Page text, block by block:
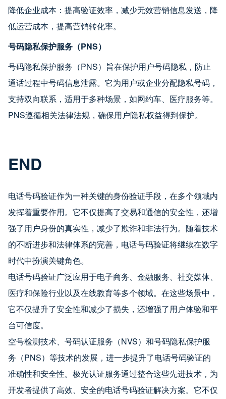
降低企业成本：提高验证效率，减少无效营销信息发送，降
低运营成本，提高营销转化率。
号码隐私保护服务（PNS）
号码隐私保护服务（PNS）旨在保护用户号码隐私，防止
通话过程中号码信息泄露。它为用户或企业分配隐私号码，
支持双向联系，适用于多种场景，如网约车、医疗服务等。
PNS遵循相关法律法规，确保用户隐私权益得到保护。
END
电话号码验证作为一种关键的身份验证手段，在多个领域内
发挥着重要作用。它不仅提高了交易和通信的安全性，还增
强了用户身份的真实性，减少了欺诈和非法行为。随着技术
的不断进步和法律体系的完善，电话号码验证将继续在数字
时代中扮演关键角色。
电话号码验证广泛应用于电子商务、金融服务、社交媒体、
医疗和保险行业以及在线教育等多个领域。在这些场景中，
它不仅提升了安全性和减少了损失，还增强了用户体验和平
台可信度。
空号检测技术、号码认证服务（NVS）和号码隐私保护服
务（PNS）等技术的发展，进一步提升了电话号码验证的
准确性和安全性。极光认证服务通过整合这些先进技术，为
开发者提供了高效、安全的电话号码验证解决方案。它不仅